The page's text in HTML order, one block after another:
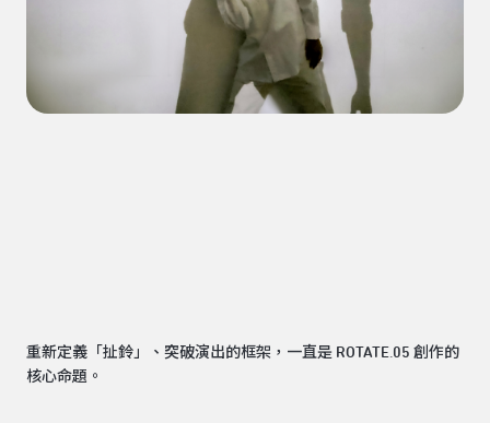
重新定義「扯鈴」、突破演出的框架，一直是 ROTATE.05 創作的
核心命題。